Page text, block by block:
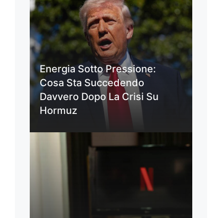
Energia Sotto Pressione:
Cosa Sta Succedendo
Davvero Dopo La Crisi Su
Hormuz